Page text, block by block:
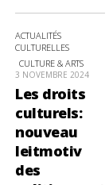
ACTUALITÉS
CULTURELLES
CULTURE & ARTS
3 NOVEMBRE 2024
Les droits
culturels:
nouveau
leitmotiv
des